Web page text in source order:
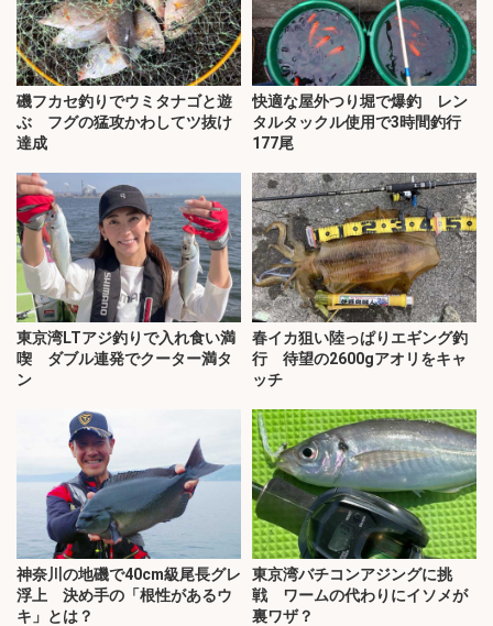
磯フカセ釣りでウミタナゴと遊
ぶ フグの猛攻かわしてツ抜け
達成
快適な屋外つり堀で爆釣 レン
タルタックル使用で3時間釣行
177尾
東京湾LTアジ釣りで入れ食い満
喫 ダブル連発でクーター満タ
ン
春イカ狙い陸っぱりエギング釣
行 待望の2600gアオリをキャ
ッチ
神奈川の地磯で40cm級尾長グレ
浮上 決め手の「根性があるウ
キ」とは？
東京湾バチコンアジングに挑
戦 ワームの代わりにイソメが
裏ワザ？